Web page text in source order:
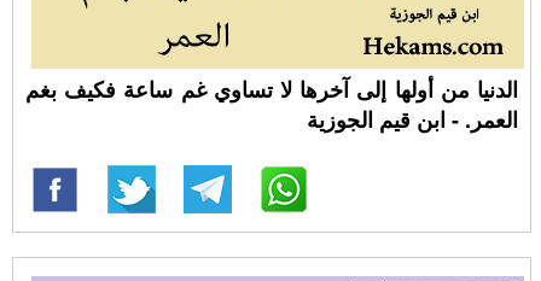
الدنيا من أولها إلى آخرها لا تساوي غم ساعة فكيف بغم
العمر. - ابن قيم الجوزية